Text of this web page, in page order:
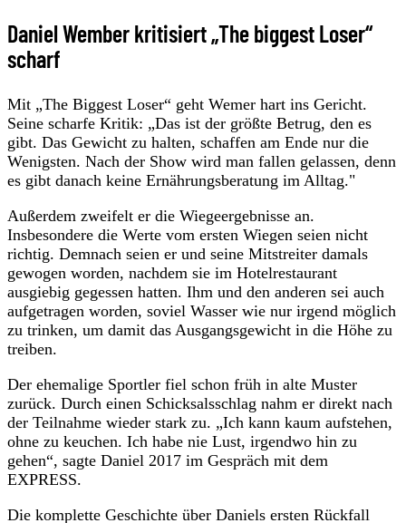
Daniel Wember kritisiert „The biggest Loser“
scharf
Mit „The Biggest Loser“ geht Wemer hart ins Gericht.
Seine scharfe Kritik: „Das ist der größte Betrug, den es
gibt. Das Gewicht zu halten, schaffen am Ende nur die
Wenigsten. Nach der Show wird man fallen gelassen, denn
es gibt danach keine Ernährungsberatung im Alltag."
Außerdem zweifelt er die Wiegeergebnisse an.
Insbesondere die Werte vom ersten Wiegen seien nicht
richtig. Demnach seien er und seine Mitstreiter damals
gewogen worden, nachdem sie im Hotelrestaurant
ausgiebig gegessen hatten. Ihm und den anderen sei auch
aufgetragen worden, soviel Wasser wie nur irgend möglich
zu trinken, um damit das Ausgangsgewicht in die Höhe zu
treiben.
Der ehemalige Sportler fiel schon früh in alte Muster
zurück. Durch einen Schicksalsschlag nahm er direkt nach
der Teilnahme wieder stark zu. „Ich kann kaum aufstehen,
ohne zu keuchen. Ich habe nie Lust, irgendwo hin zu
gehen“, sagte Daniel 2017 im Gespräch mit dem
EXPRESS.
Die komplette Geschichte über Daniels ersten Rückfall